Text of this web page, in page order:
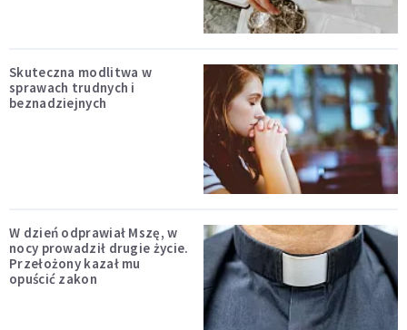
Skuteczna modlitwa w
sprawach trudnych i
beznadziejnych
W dzień odprawiał Mszę, w
nocy prowadził drugie życie.
Przełożony kazał mu
opuścić zakon